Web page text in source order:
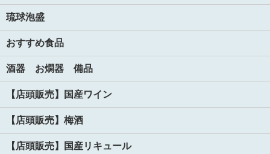
琉球泡盛
おすすめ食品
酒器 お燗器 備品
【店頭販売】国産ワイン
【店頭販売】梅酒
【店頭販売】国産リキュール